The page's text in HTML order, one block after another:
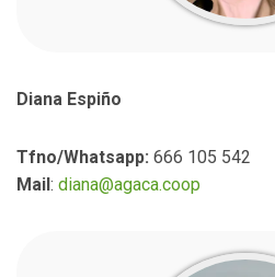
Diana Espiño
Tfno/Whatsapp: 666 105 542
Mail: diana@agaca.coop